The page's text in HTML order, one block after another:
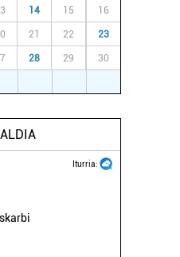
14 15 16
21 22 23
28 29 30
Iturria: